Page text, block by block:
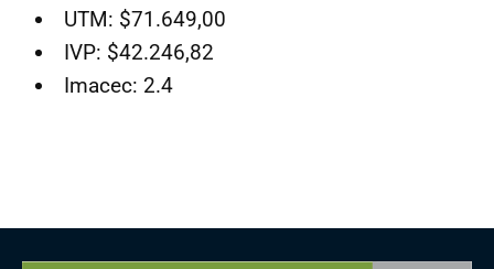
UTM: $71.649,00
IVP: $42.246,82
Imacec: 2.4